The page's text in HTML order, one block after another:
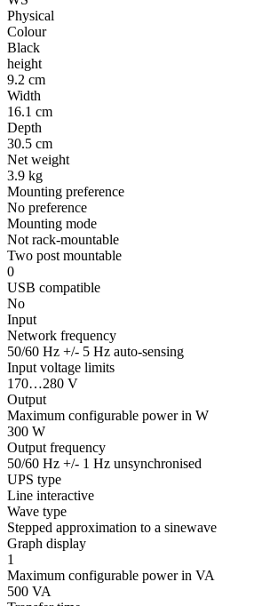
Physical
Colour
Black
height
9.2 cm
Width
16.1 cm
Depth
30.5 cm
Net weight
3.9 kg
Mounting preference
No preference
Mounting mode
Not rack-mountable
Two post mountable
0
USB compatible
No
Input
Network frequency
50/60 Hz +/- 5 Hz auto-sensing
Input voltage limits
170…280 V
Output
Maximum configurable power in W
300 W
Output frequency
50/60 Hz +/- 1 Hz unsynchronised
UPS type
Line interactive
Wave type
Stepped approximation to a sinewave
Graph display
1
Maximum configurable power in VA
500 VA